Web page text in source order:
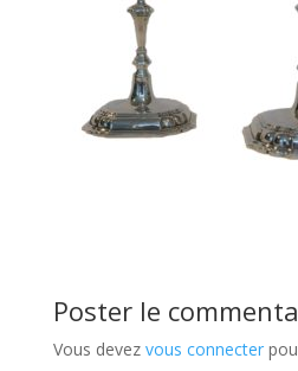
Poster le
Vous devez vous connecter